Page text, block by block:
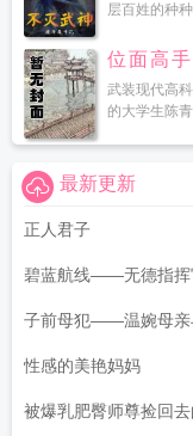
层百姓的种
位面高手
武装现代高
的大学生陈
最新更新
正人君子
碧蓝航线——无德指挥
子前母犯——温婉母亲
性感的美艳妈妈
被爆乳肥臀师尊捡回